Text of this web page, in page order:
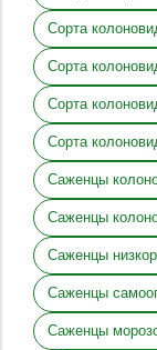
Сорта
Сорта
Сорта
Сорта
Саженцы
Саженцы
Саженцы
Саженцы
Саженцы